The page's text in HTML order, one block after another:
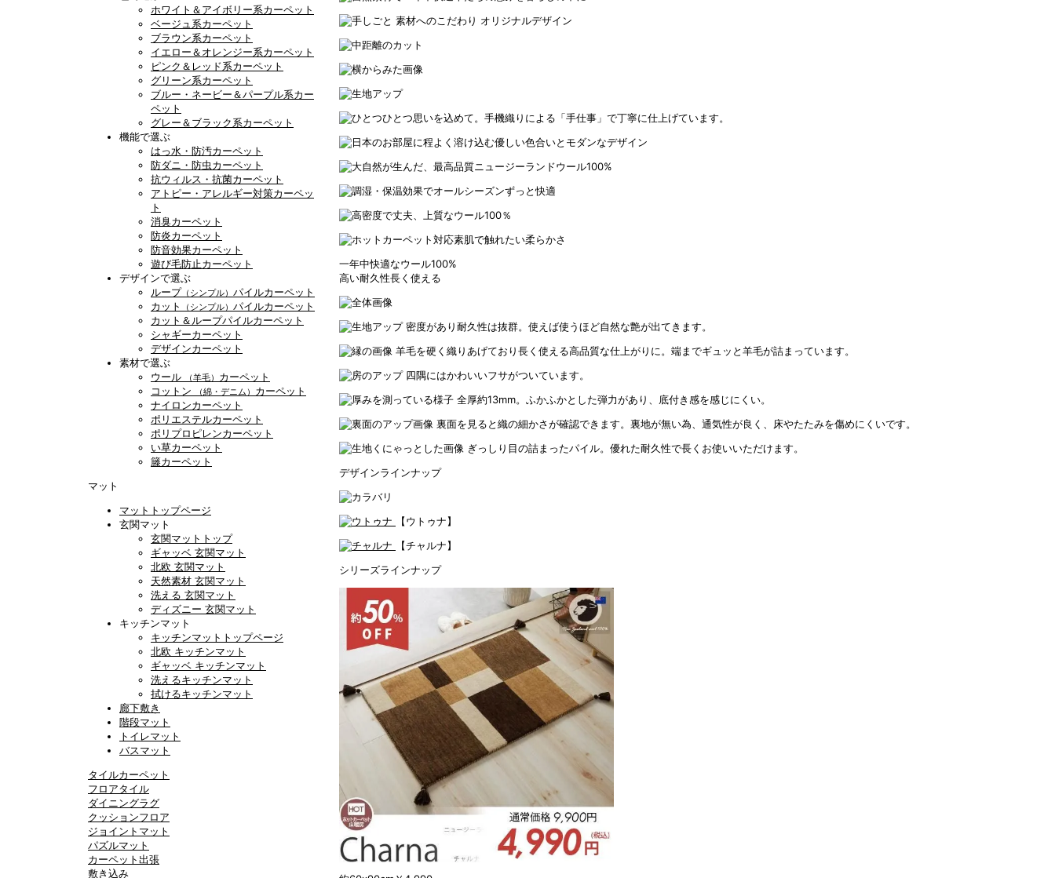
ホワイト＆アイボリー系カーペット
ベージュ系カーペット
ブラウン系カーペット
イエロー＆オレンジー系カーペット
ピンク＆レッド系カーペット
グリーン系カーペット
ブルー・ネービー＆パープル系カー
ペット
グレー＆ブラック系カーペット
機能で選ぶ
はっ水・防汚カーペット
防ダニ・防虫カーペット
抗ウィルス・抗菌カーペット
アトピー・アレルギー対策カーペッ
ト
消臭カーペット
防炎カーペット
防音効果カーペット
遊び毛防止カーペット
デザインで選ぶ
ループ （シンプル） パイルカーペット
カット
（シンプル） パイルカーペット
カット＆ループパイルカーペット
シャギーカーペット
デザインカーペット
素材で選ぶ
ウール
（羊毛） カーペット
コットン
（綿・デニム） カーペット
ナイロンカーペット
ポリエステルカーペット
ポリプロピレンカーペット
い草カーペット
籐カーペット
マット
マットトップページ
玄関マット
玄関マットトップ
ギャッベ 玄関マット
北欧 玄関マット
天然素材 玄関マット
洗える 玄関マット
ディズニー 玄関マット
キッチンマット
キッチンマットトップページ
北欧 キッチンマット
ギャッベ キッチンマット
洗えるキッチンマット
拭けるキッチンマット
廊下敷き
階段マット
トイレマット
バスマット
タイルカーペット
フロアタイル
ダイニングラグ
クッションフロア
ジョイントマット
パズルマット
カーペット出張
敷き込み
一年中快適なウール100%
高い耐久性長く使える
密度があり耐久性は抜群。使えば使うほど自然な艶が出てきます。
羊毛を硬く織りあげており長く使える高品質な仕上がりに。端までギュッと羊毛が詰まっています。
四隅にはかわいいフサがついています。
全厚約13mm。ふかふかとした弾力があり、底付き感を感じにくい。
裏面を見ると織の細かさが確認できます。裏地が無い為、通気性が良く、床やたたみを傷めにくいです。
ぎっしり目の詰まったパイル。優れた耐久性で長くお使いいただけます。
デザインラインナップ
【ウトゥナ】
【チャルナ】
シリーズラインナップ